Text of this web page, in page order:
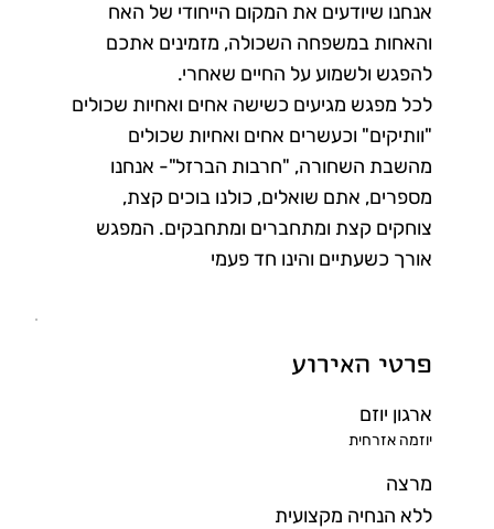
אנחנו שיודעים את המקום הייחודי של האח
והאחות במשפחה השכולה, מזמינים אתכם
להפגש ולשמוע על החיים שאחרי.
לכל מפגש מגיעים כשישה אחים ואחיות שכולים
"וותיקים" וכעשרים אחים ואחיות שכולים
מהשבת השחורה, "חרבות הברזל"- אנחנו
מספרים, אתם שואלים, כולנו בוכים קצת,
צוחקים קצת ומתחברים ומתחבקים. המפגש
אורך כשעתיים והינו חד פעמי
פרטי האירוע
ארגון יוזם
יוזמה אזרחית
מרצה
ללא הנחיה מקצועית